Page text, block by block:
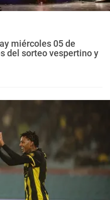
miércoles 05 de
del sorteo vespertino y